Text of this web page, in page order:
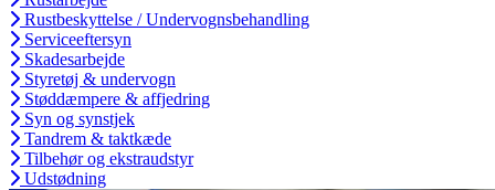
Rustbeskyttelse / Undervognsbehandling
Serviceeftersyn
Skadesarbejde
Styretøj & undervogn
Støddæmpere & affjedring
Syn og synstjek
Tandrem & taktkæde
Tilbehør og ekstraudstyr
Udstødning